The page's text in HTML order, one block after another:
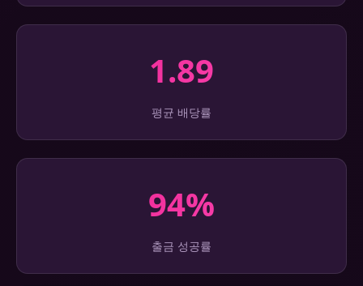
1.89
평균 배당률
94%
출금 성공률